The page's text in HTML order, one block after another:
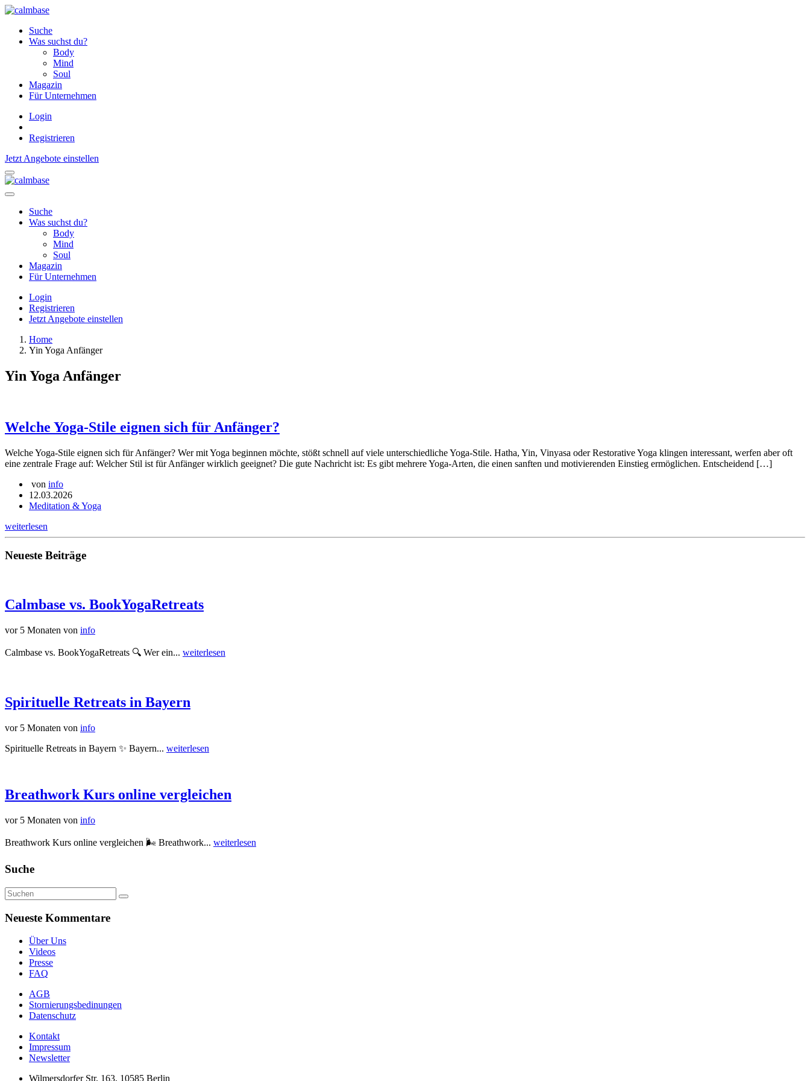
Suche
Was suchst du?
Body
Mind
Soul
Magazin
Für Unternehmen
Login
Registrieren
Jetzt Angebote einstellen
Suche
Was suchst du?
Body
Mind
Soul
Magazin
Für Unternehmen
Login
Registrieren
Jetzt Angebote einstellen
Home
Yin Yoga Anfänger
Yin Yoga Anfänger
Welche Yoga-Stile eignen sich für Anfänger?
Welche Yoga-Stile eignen sich für Anfänger? Wer mit Yoga beginnen möchte, stößt schnell auf viele unterschiedliche Yoga-Stile. Hatha, Yin, Vinyasa oder Restorative Yoga klingen interessant, werfen aber oft
eine zentrale Frage auf: Welcher Stil ist für Anfänger wirklich geeignet? Die gute Nachricht ist: Es gibt mehrere Yoga-Arten, die einen sanften und motivierenden Einstieg ermöglichen. Entscheidend […]
von info
12.03.2026
Meditation & Yoga
weiterlesen
Neueste Beiträge
Calmbase vs. BookYogaRetreats
vor 5 Monaten von info
Calmbase vs. BookYogaRetreats 🔍 Wer ein... weiterlesen
Spirituelle Retreats in Bayern
vor 5 Monaten von info
Spirituelle Retreats in Bayern ✨ Bayern... weiterlesen
Breathwork Kurs online vergleichen
vor 5 Monaten von info
Breathwork Kurs online vergleichen 🌬️ Breathwork... weiterlesen
Suche
Neueste Kommentare
Über Uns
Videos
Presse
FAQ
AGB
Stornierungsbedinungen
Datenschutz
Kontakt
Impressum
Newsletter
Wilmersdorfer Str. 163, 10585 Berlin